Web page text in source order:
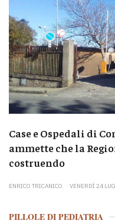
Case e Ospedali di
ammette che la
costruendo
ENRICO TRICANICO VENERDÌ 24
PILLOLE DI PEDIATRIA